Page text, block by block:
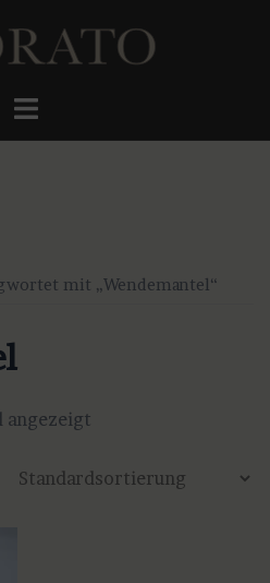
Menü
mit „Wendemantel“
angezeigt